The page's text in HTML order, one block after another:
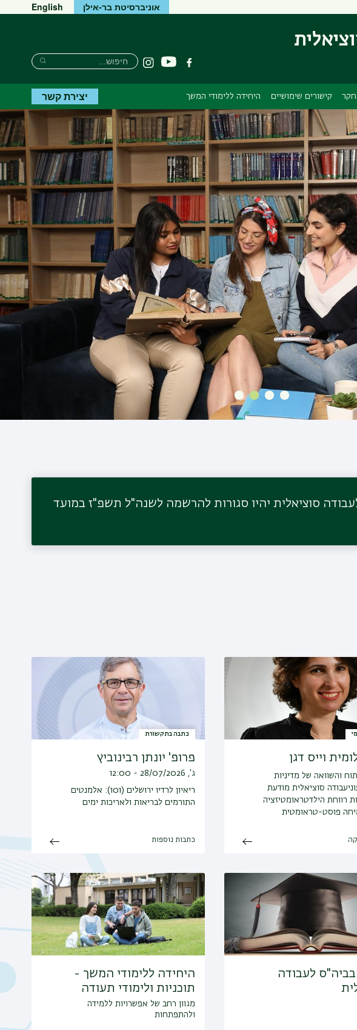
אוניברסיטת בר-אילן English
פייסבוקיוטיוב Instagram
חיפוש
Search
Search
קישורים שימושיים היחידה ללימודי המשך יצירת קשר
ביה"ס לעבודה סוציאלית יהיו סגורות להרשמה לשנה"ל תשפ"ז במועד
וייס דגן
והשוואה של מדיניות
סוציאלית מודעת
רווחת הילדטראומטיזציה
פוסט-טראומטית
כתבה בתקשורת
פרופ' יונתן רבינוביץ
ג', 28/07/2026 - 12:00
ריאיון לרדיו ירושלים (101): אלמנטים
התורמים לבריאות ולאריכות ימים
כתבות נוספות
לעבודה
היחידה ללימודי המשך -
תוכניות ולימודי תעודה
מגוון רחב של אפשרויות ללמידה
ולהתפתחות